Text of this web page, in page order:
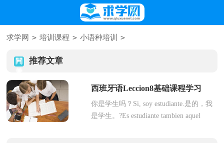
求学网 > 培训课程 > 小语种培训 >
推荐文章
西班牙语Leccion8基础课程学习
你是学生吗？Si, soy estudiante.是的，我
是学生。?Es estudiante tambien aquel